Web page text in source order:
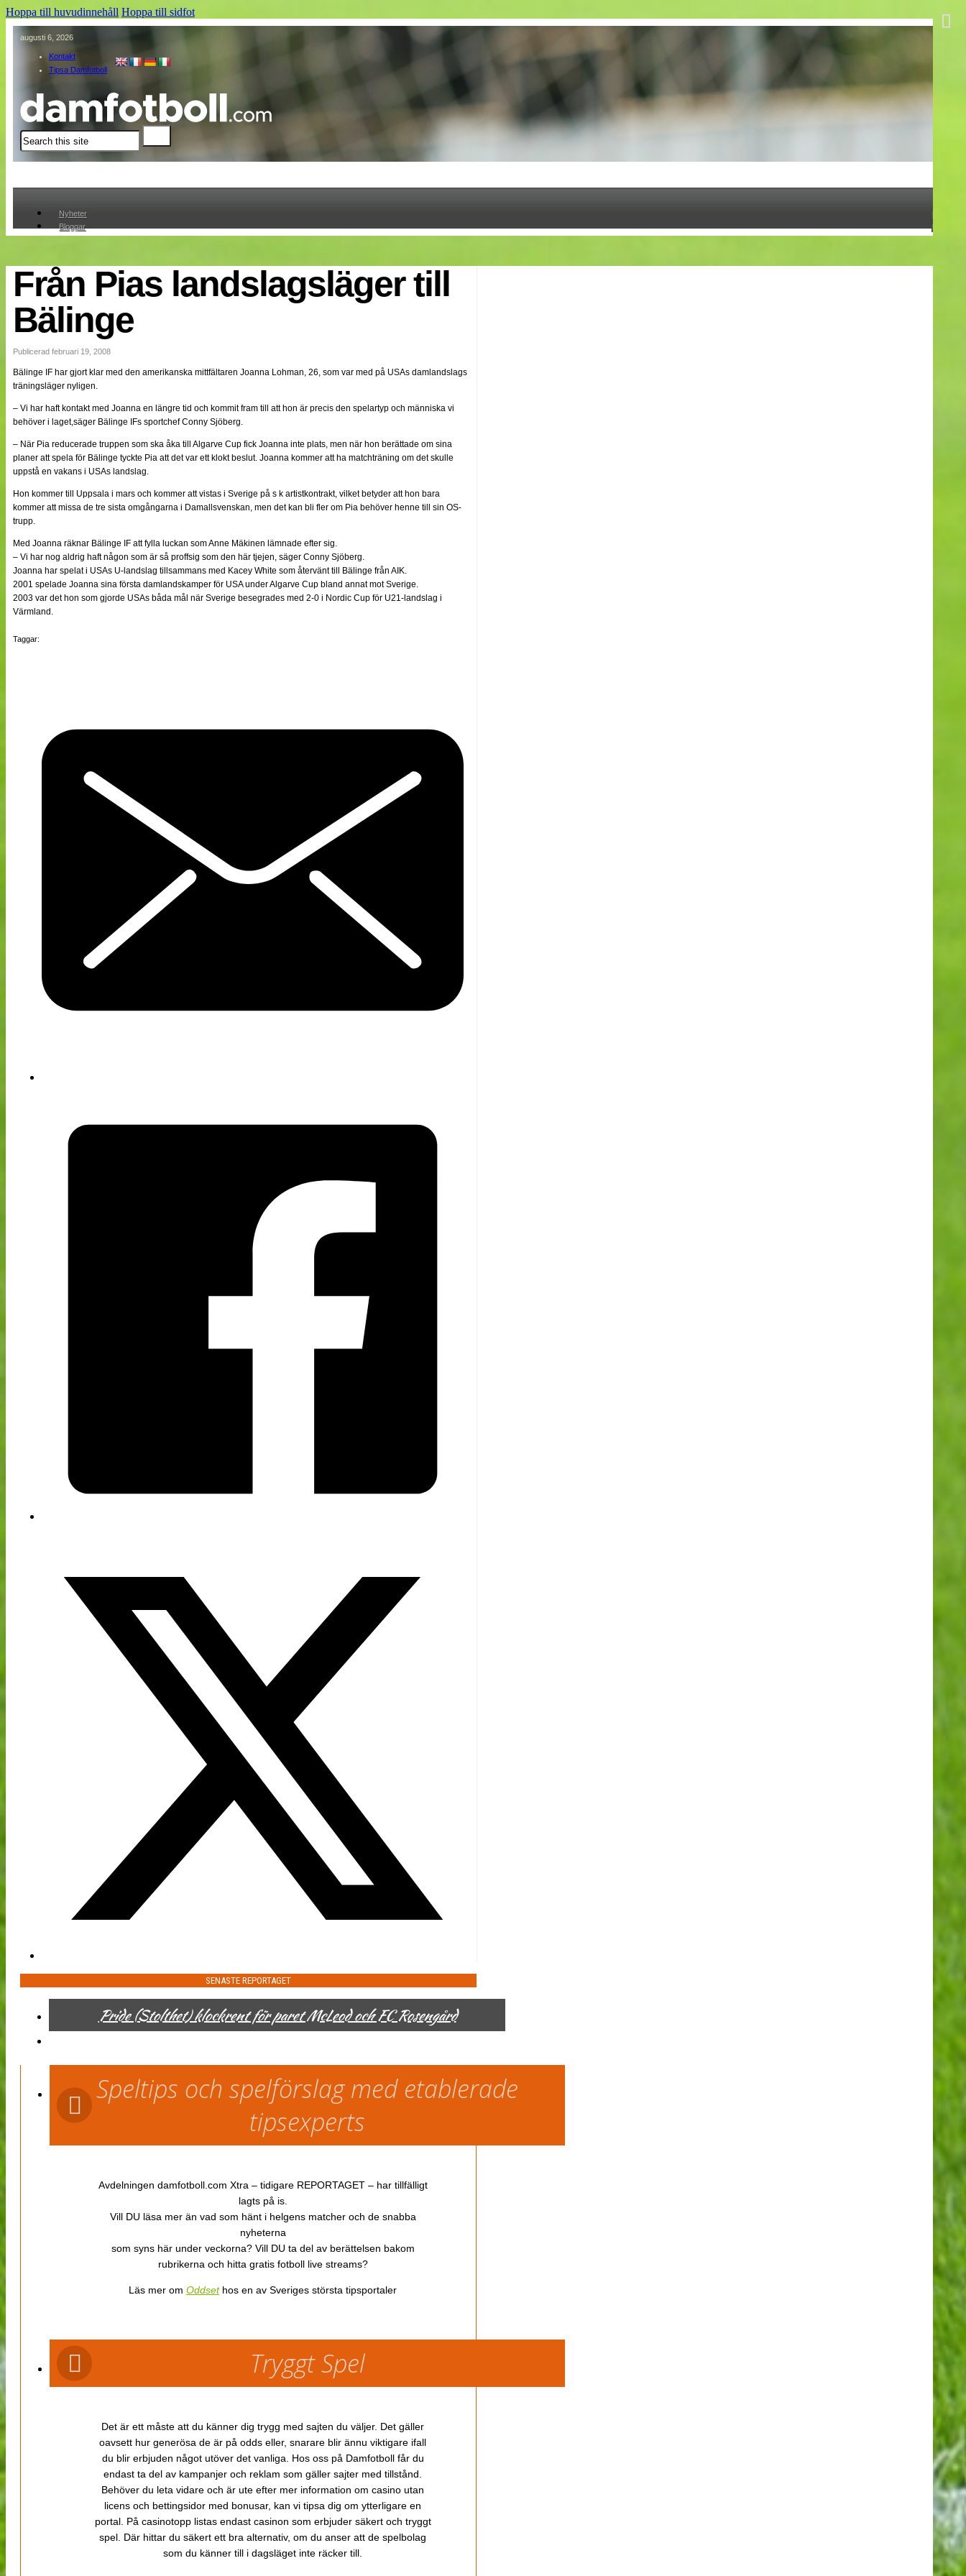
Hoppa till huvudinnehåll Hoppa till sidfot
augusti 6, 2026
Kontakt
Tipsa Damfotboll
Sök
Nyheter
Bloggar
Cuper
Medlemmar
Medlemsbilder
Om oss
NÄTverket
Nyheter
Bloggar
Lagen
Webb-TV
Cuper
Medlemmar
Medlemsbilder
Om oss
NÄTverket
Från Pias landslagsläger till
Bälinge
Publicerad februari 19, 2008
Bälinge IF har gjort klar med den amerikanska mittfältaren Joanna Lohman, 26, som var med på USAs damlandslags
träningsläger nyligen.
– Vi har haft kontakt med Joanna en längre tid och kommit fram till att hon är precis den spelartyp och människa vi
behöver i laget,säger Bälinge IFs sportchef Conny Sjöberg.
– När Pia reducerade truppen som ska åka till Algarve Cup fick Joanna inte plats, men när hon berättade om sina
planer att spela för Bälinge tyckte Pia att det var ett klokt beslut. Joanna kommer att ha matchträning om det skulle
uppstå en vakans i USAs landslag.
Hon kommer till Uppsala i mars och kommer att vistas i Sverige på s k artistkontrakt, vilket betyder att hon bara
kommer att missa de tre sista omgångarna i Damallsvenskan, men det kan bli fler om Pia behöver henne till sin OS-
trupp.
Med Joanna räknar Bälinge IF att fylla luckan som Anne Mäkinen lämnade efter sig.
– Vi har nog aldrig haft någon som är så proffsig som den här tjejen, säger Conny Sjöberg.
Joanna har spelat i USAs U-landslag tillsammans med Kacey White som återvänt till Bälinge från AIK.
2001 spelade Joanna sina första damlandskamper för USA under Algarve Cup bland annat mot Sverige.
2003 var det hon som gjorde USAs båda mål när Sverige besegrades med 2-0 i Nordic Cup för U21-landslag i
Värmland.
Taggar:
SENASTE REPORTAGET
Pride (Stolthet) klockrent för paret McLeod och FC Rosengård
Speltips och spelförslag med etablerade
tipsexperts
Avdelningen damfotboll.com Xtra – tidigare REPORTAGET – har tillfälligt
lagts på is.
Vill DU läsa mer än vad som hänt i helgens matcher och de snabba
nyheterna
som syns här under veckorna? Vill DU ta del av berättelsen bakom
rubrikerna och hitta gratis fotboll live streams?
Läs mer om Oddsethos en av Sveriges största tipsportaler
Tryggt Spel
Det är ett måste att du känner dig trygg med sajten du väljer. Det gäller
oavsett hur generösa de är på odds eller, snarare blir ännu viktigare ifall
du blir erbjuden något utöver det vanliga. Hos oss på Damfotboll får du
endast ta del av kampanjer och reklam som gäller sajter med tillstånd.
Behöver du leta vidare och är ute efter mer information om casino utan
licens och bettingsidor med bonusar, kan vi tipsa dig om ytterligare en
portal. På casinotopp listas endast casinon som erbjuder säkert och tryggt
spel. Där hittar du säkert ett bra alternativ, om du anser att de spelbolag
som du känner till i dagsläget inte räcker till.